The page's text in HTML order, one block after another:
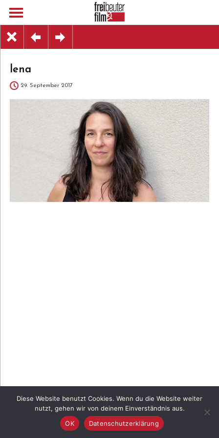
lena
29. September 2017
Diese Website benutzt Cookies. Wenn du die Website weiter
nutzt, gehen wir von deinem Einverständnis aus.
OK
Datenschutzerklärung